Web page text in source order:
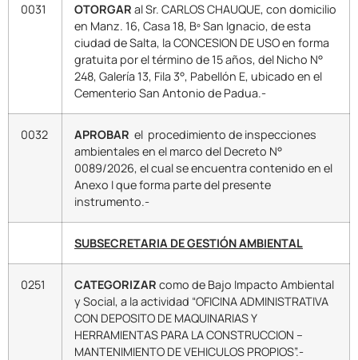
0031 OTORGAR al Sr. CARLOS CHAUQUE, con domicilio
en Manz. 16, Casa 18, Bº San Ignacio, de esta
ciudad de Salta, la CONCESION DE USO en forma
gratuita por el término de 15 años, del Nicho N°
248, Galería 13, Fila 3°, Pabellón E, ubicado en el
Cementerio San Antonio de Padua.-
0032 APROBAR el procedimiento de inspecciones
ambientales en el marco del Decreto N°
0089/2026, el cual se encuentra contenido en el
Anexo I que forma parte del presente
instrumento.-
SUBSECRETARIA DE GESTIÓN AMBIENTAL
0251 CATEGORIZAR como de Bajo Impacto Ambiental
y Social, a la actividad “OFICINA ADMINISTRATIVA
CON DEPOSITO DE MAQUINARIAS Y
HERRAMIENTAS PARA LA CONSTRUCCION –
MANTENIMIENTO DE VEHICULOS PROPIOS”.-